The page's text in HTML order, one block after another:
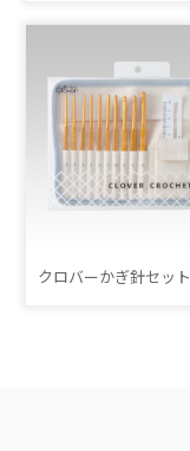
クロバーかぎ針セット